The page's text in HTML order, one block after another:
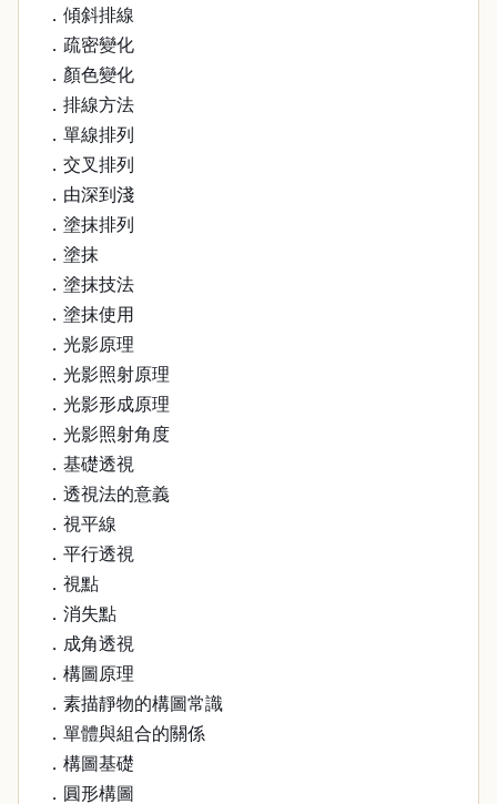
．傾斜排線
．疏密變化
．顏色變化
．排線方法
．單線排列
．交叉排列
．由深到淺
．塗抹排列
．塗抹
．塗抹技法
．塗抹使用
．光影原理
．光影照射原理
．光影形成原理
．光影照射角度
．基礎透視
．透視法的意義
．視平線
．平行透視
．視點
．消失點
．成角透視
．構圖原理
．素描靜物的構圖常識
．單體與組合的關係
．構圖基礎
．圓形構圖